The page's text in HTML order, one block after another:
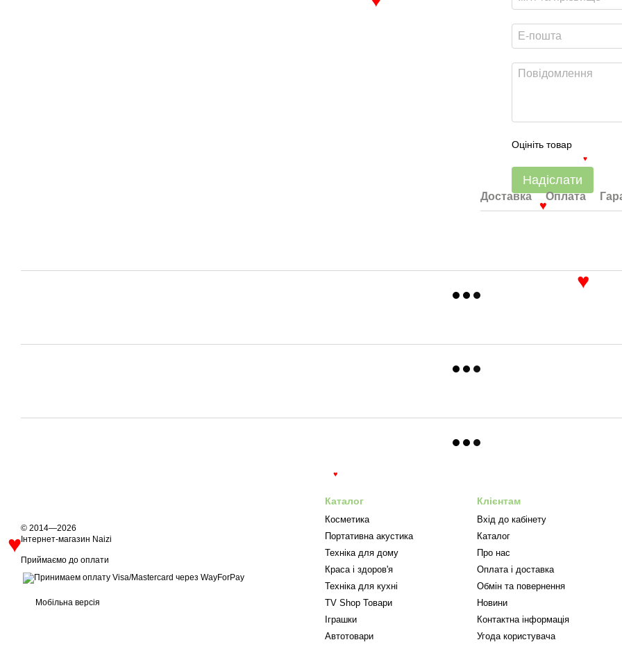
Оцініть товар
Надіслати
Доставка Оплата
© 2014—2026
Інтернет-магазин Naizi
Приймаємо до оплати
Мобільна версія
Каталог
Косметика
Портативна акустика
Техніка для дому
Краса і здоров'я
Техніка для кухні
TV Shop Товари
Іграшки
Автотовари
Клієнтам
Вхід до кабінету
Каталог
Про нас
Оплата і доставка
Обмін та повернення
Новини
Контактна інформація
Угода користувача